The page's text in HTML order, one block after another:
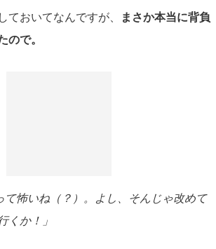
おいてなんですが、
まさか本当に背負
ので。
て怖いね（？）。よし、そんじゃ改めて
くか！」